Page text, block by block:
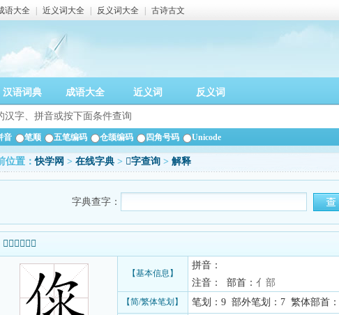
语大全 近义词大全 反义词大全 古诗古文
汉语词典 成语大全 近义词 反义词
音 笔顺 五笔编码 仓颉编码 四角号码 Unicode
位置：快学网 > 在线字典 > 𠉎字查询 > 解释
字典查字：
𠉎字基本信息
【基本信息】
拼音：
注音： 部首： 亻部
【简/繁体笔划】 笔划：9 部外笔划：7 繁体部首